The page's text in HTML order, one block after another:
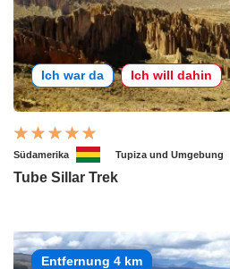
Ich war da Ich will dahin
Südamerika Tupiza und Umgebung
Tube Sillar Trek
Entfernung 4 km